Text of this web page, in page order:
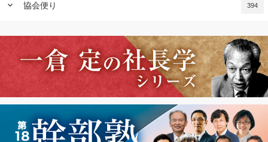
keyboard_arrow_down 協会便り 394